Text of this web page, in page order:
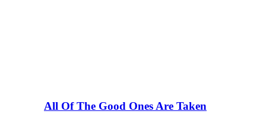
All Of The Good Ones Are Taken